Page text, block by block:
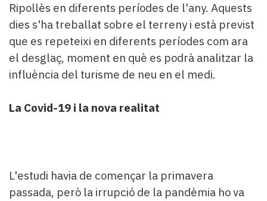
Ripollès en diferents períodes de l'any. Aquests
dies s'ha treballat sobre el terreny i està previst
que es repeteixi en diferents períodes com ara
el desglaç, moment en què es podrà analitzar la
influència del turisme de neu en el medi.
La Covid-19 i la nova realitat
L'estudi havia de començar la primavera
passada, però la irrupció de la pandèmia ho va